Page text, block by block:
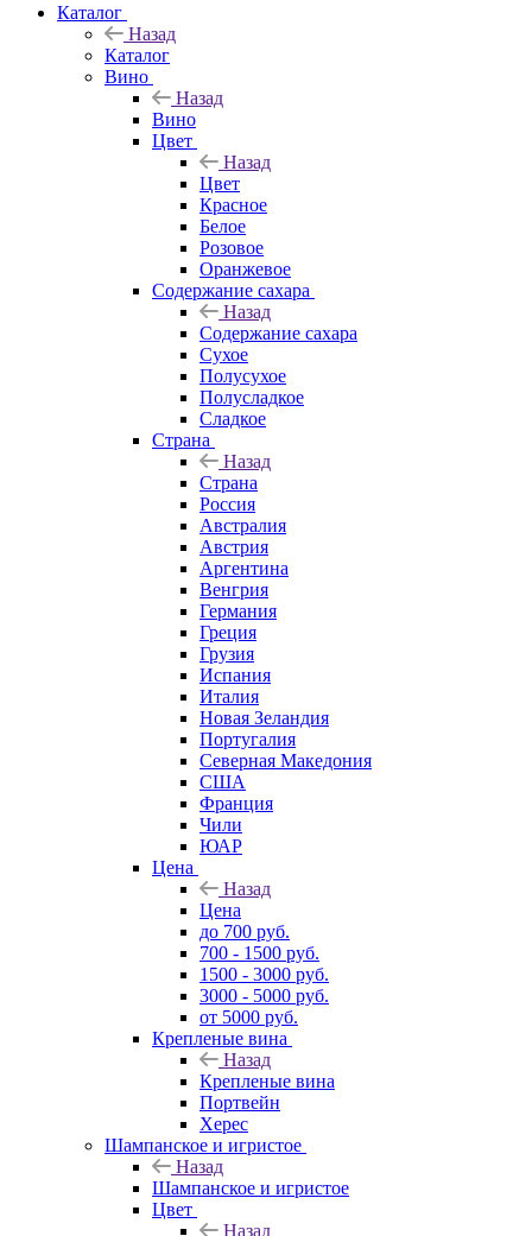
Каталог
Назад
Каталог
Вино
Назад
Вино
Цвет
Назад
Цвет
Красное
Белое
Розовое
Оранжевое
Содержание сахара
Назад
Содержание сахара
Сухое
Полусухое
Полусладкое
Сладкое
Страна
Назад
Страна
Россия
Австралия
Австрия
Аргентина
Венгрия
Германия
Греция
Грузия
Испания
Италия
Новая Зеландия
Португалия
Северная Македония
США
Франция
Чили
ЮАР
Цена
Назад
Цена
до 700 руб.
700 - 1500 руб.
1500 - 3000 руб.
3000 - 5000 руб.
от 5000 руб.
Крепленые вина
Назад
Крепленые вина
Портвейн
Херес
Шампанское и игристое
Назад
Шампанское и игристое
Цвет
Назад